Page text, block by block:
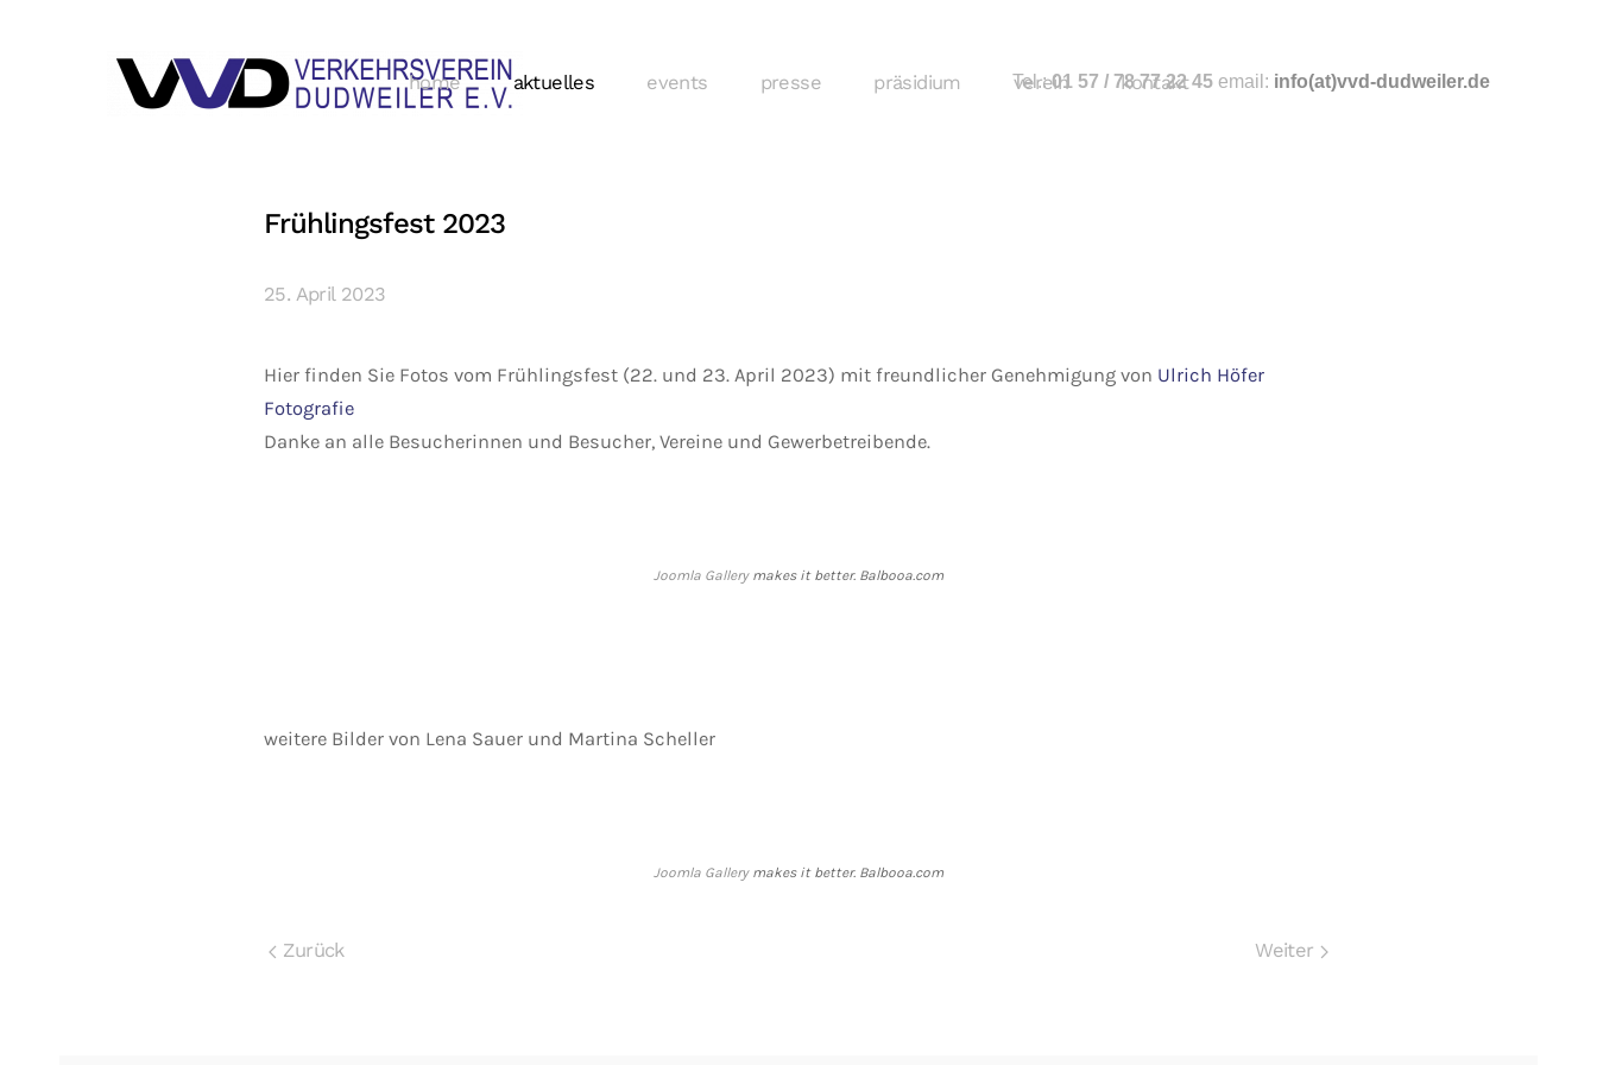
home aktuelles events presse präsidium verein kontakt
Tel.:01 57 / 78 77 22 45 email: info(at)vvd-dudweiler.de
Frühlingsfest 2023
25. April 2023
Hier finden Sie Fotos vom Frühlingsfest (22. und 23. April 2023) mit freundlicher Genehmigung von Ulrich Höfer
Fotografie
Danke an alle Besucherinnen und Besucher, Vereine und Gewerbetreibende.
Joomla Gallerymakes it better. Balbooa.com
weitere Bilder von Lena Sauer und Martina Scheller
Joomla Gallerymakes it better. Balbooa.com
Zurück Weiter